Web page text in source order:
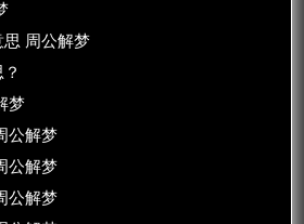
周公解梦
梦
公解梦
公解梦
公解梦